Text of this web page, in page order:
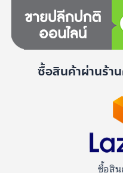
ซื้อสินค้าผ่านร้า
ซื้อสิน